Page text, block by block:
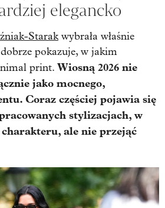
elegancko
Starakwybrała właśnie
pokazuje, w jakim
print. Wiosną 2026 nie
jako mocnego,
Coraz częściej pojawia się
stylizacjach, w
ale nie przejąć